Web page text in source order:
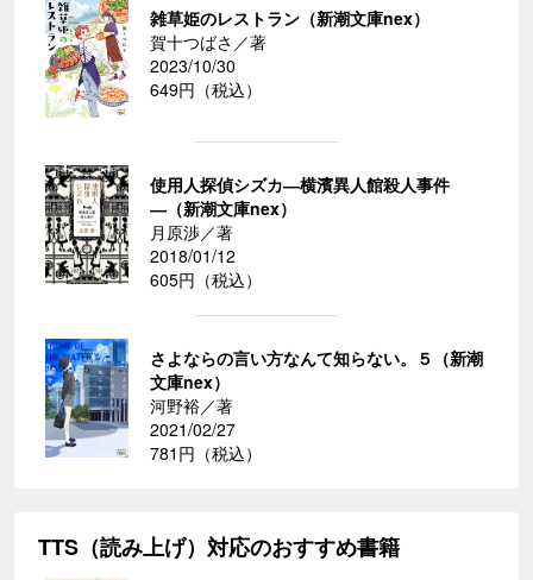
雑草姫のレストラン（新潮文庫nex）
賀十つばさ／著
2023/10/30
649円（税込）
使用人探偵シズカ―横濱異人館殺人事件
―（新潮文庫nex）
月原渉／著
2018/01/12
605円（税込）
さよならの言い方なんて知らない。５（新潮
文庫nex）
河野裕／著
2021/02/27
781円（税込）
TTS（読み上げ）対応のおすすめ書籍